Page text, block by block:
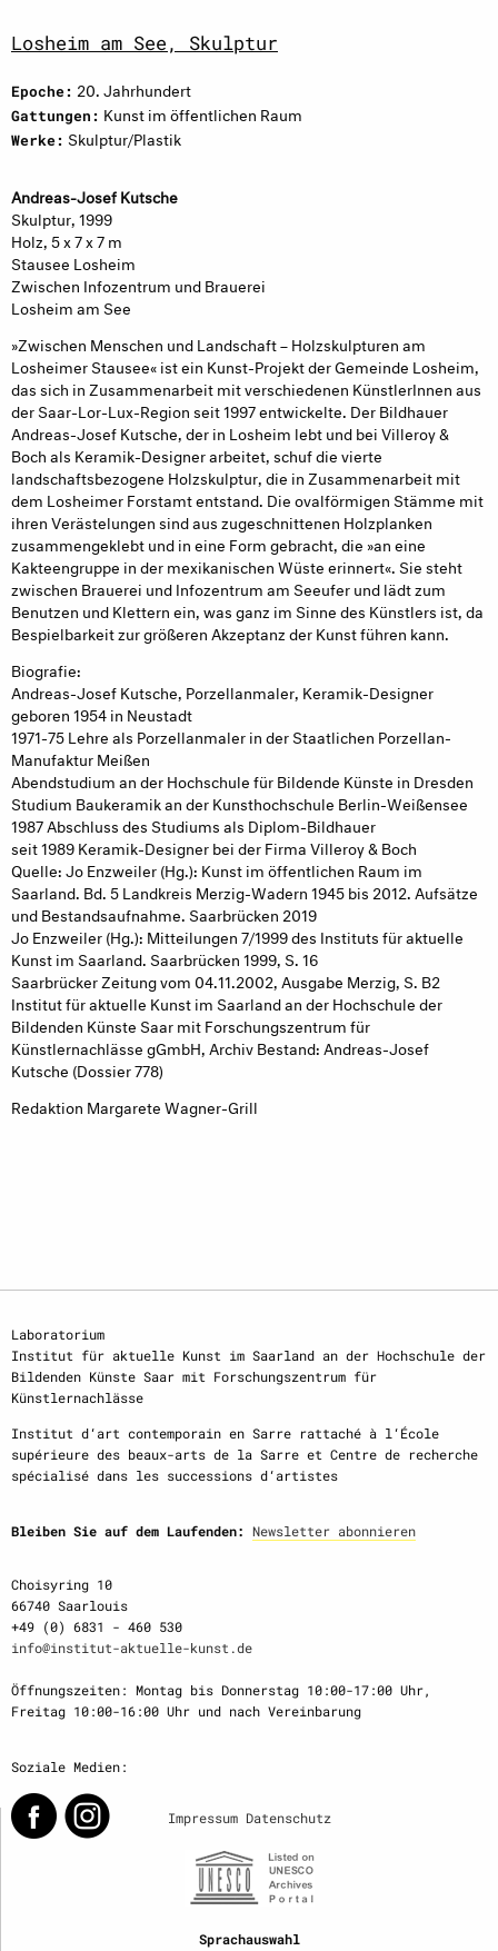
Losheim am See, Skulptur
Epoche: 20. Jahrhundert
Gattungen: Kunst im öffentlichen Raum
Werke: Skulptur/Plastik
Andreas-Josef Kutsche
Skulptur, 1999
Holz, 5 x 7 x 7 m
Stausee Losheim
Zwischen Infozentrum und Brauerei
Losheim am See
»Zwischen Menschen und Landschaft – Holzskulpturen am
Losheimer Stausee« ist ein Kunst-Projekt der Gemeinde Losheim,
das sich in Zusammenarbeit mit verschiedenen KünstlerInnen aus
der Saar-Lor-Lux-Region seit 1997 entwickelte. Der Bildhauer
Andreas-Josef Kutsche, der in Losheim lebt und bei Villeroy &
Boch als Keramik-Designer arbeitet, schuf die vierte
landschaftsbezogene Holzskulptur, die in Zusammenarbeit mit
dem Losheimer Forstamt entstand. Die ovalförmigen Stämme mit
ihren Verästelungen sind aus zugeschnittenen Holzplanken
zusammengeklebt und in eine Form gebracht, die »an eine
Kakteengruppe in der mexikanischen Wüste erinnert«. Sie steht
zwischen Brauerei und Infozentrum am Seeufer und lädt zum
Benutzen und Klettern ein, was ganz im Sinne des Künstlers ist, da
Bespielbarkeit zur größeren Akzeptanz der Kunst führen kann.
Biografie:
Andreas-Josef Kutsche, Porzellanmaler, Keramik-Designer
geboren 1954 in Neustadt
1971-75 Lehre als Porzellanmaler in der ­Staatlichen Porzellan-
Manufaktur Meißen
Abendstudium an der Hochschule für Bildende Künste in Dresden
Studium Baukeramik an der Kunsthochschule Berlin-Weißensee
1987 Abschluss des Studiums als Diplom-Bildhauer
seit 1989 Keramik-Designer bei der Firma Villeroy & Boch
Quelle: Jo Enzweiler (Hg.): Kunst im öffentlichen Raum im
Saarland. Bd. 5 Landkreis Merzig-Wadern 1945 bis 2012. Aufsätze
und Bestandsaufnahme. Saarbrücken 2019
Jo Enzweiler (Hg.): Mitteilungen 7/1999 des Instituts für aktuelle
Kunst im Saarland. Saarbrücken 1999, S. 16
Saarbrücker Zeitung vom 04.11.2002, Ausgabe Merzig, S. B2
Institut für aktuelle Kunst im Saarland an der Hochschule der
Bildenden Künste Saar mit Forschungszentrum für
Künstlernachlässe gGmbH, Archiv Bestand: Andreas-Josef
Kutsche (Dossier 778)
Redaktion Margarete Wagner-Grill
Laboratorium
Institut für aktuelle Kunst im Saarland an der Hochschule der
Bildenden Künste Saar mit Forschungszentrum für
Künstlernachlässe
Institut d‘art contemporain en Sarre rattaché à l‘École
supérieure des beaux-arts de la Sarre et Centre de recherche
spécialisé dans les successions d‘artistes
Bleiben Sie auf dem Laufenden: Newsletter abonnieren
Choisyring 10
66740 Saarlouis
+49 (0) 6831 - 460 530
info@institut-aktuelle-kunst.de
Öffnungszeiten: Montag bis Donnerstag 10:00-17:00 Uhr,
Freitag 10:00-16:00 Uhr und nach Vereinbarung
Soziale Medien:
Impressum Datenschutz
Sprachauswahl